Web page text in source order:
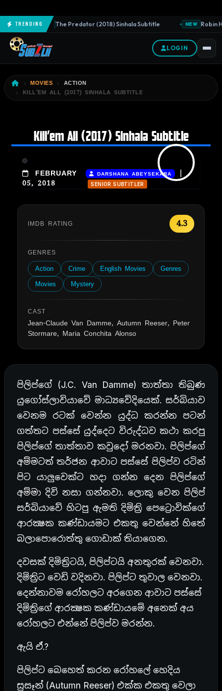
TrendingNEW The Predator (2018) Sinhala Subtitle NEW Robin
LOGIN
MOVIES
ACTION
KILL’EM ALL (2017) SINHALA SUBTITLE
Kill’em All (2017) Sinhala Subtitle
FEBRUARY
05, 2018
DARSHANA ABEYSEKARA |
SENIOR SUBTITLER
IMDB RATING 4.3
GENRES
Action Crime English Movies
Genres
Movies
Mystery
CAST
Jean-Claude Van Damme, Autumn Reeser, Peter
Stormare, Maria Conchita Alonso
පිලිප්ගේ (J.C. Van Damme) තාත්තා තිබුණ
යුගෝස්ලාවියාවේ මාධ්‍යවේදියෙක්. සර්බියාව
වෙනම රටක් වෙන්න යුද්ධ කරන්න පටන්
ගත්තට පස්සේ යුද්දෙට විරුද්ධව කථා කරපු
පිලිප්ගේ තාත්තාව කවුදෝ මරනවා. පිලිප්ගේ
අම්මටත් තර්ජන ආවාට පස්සේ පිලිප්ව රටින්
පිට යාලුවෙක්ට හදා ගන්න දෙන පිලිප්ගේ
අම්මා දිවි නසා ගන්නවා. ලොකු වෙන පිලිප්
සර්බියාවේ හිටපු ඇමති දිමිත්‍රි පෙට්‍රොවික්ගේ
ආරක්‍ෂක කණ්ඩායමට එකතු වෙන්නේ හිතේ
බලාපොරොත්තු ගොඩාක් තියාගෙන.
දවසක් දිමිත්‍රිටයි, පිලිප්ටයි අනතුරක් වෙනවා.
දිමිත්‍රිට වෙඩි වදිනවා. පිලිප්ට තුවාල වෙනවා.
දෙන්නාවම රෝහලට අරගෙන ආවාට පස්සේ
දිමිත්‍රිගේ ආරක්‍ෂක කණ්ඩායමේ අනෙක් අය
රෝහලට එන්නේ පිලිප්ව මරන්න.
ඇයි ඒ.?
පිලිප්ට බෙහෙත් කරන රෝහලේ හෙදිය
සුසෑන් (Autumn Reeser) එක්ක එකතු වෙලා